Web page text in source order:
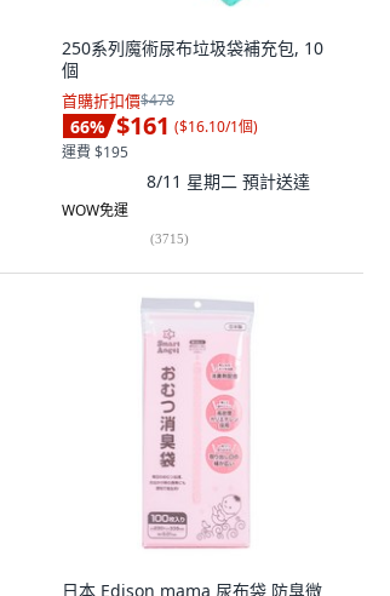
250系列魔術尿布垃圾袋補充包, 10
個
首購折扣價$478
66% $161 ($16.10/1個)
運費 $195
8/11 星期二 預計送達
WOW免運
(3715)
日本 Edison mama 尿布袋 防臭微